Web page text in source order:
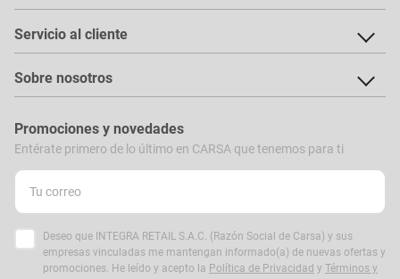
Servicio al cliente
Sobre nosotros
Promociones y novedades
Entérate primero de lo último en CARSA que tenemos para ti
Deseo que INTEGRA RETAIL S.A.C. (Razón Social de Carsa) y sus
empresas vinculadas me mantengan informado(a) de nuevas ofertas y
promociones. He leído y acepto la Política de Privacidad y Términos y